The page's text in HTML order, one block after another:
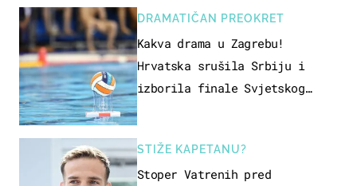
DRAMATIČAN PREOKRET
Kakva drama u Zagrebu!
Hrvatska srušila Srbiju i
izborila finale Svjetskog
STIŽE KAPETANU?
Stoper Vatrenih pred